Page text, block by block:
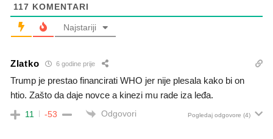
117 KOMENTARI
Najstariji
Zlatko 6 godine prije
Trump je prestao financirati WHO jer nije plesala kako bi on
htio. Zašto da daje novce a kinezi mu rade iza leđa.
11 -53 Odgovori Pogledaj odgovore (4)